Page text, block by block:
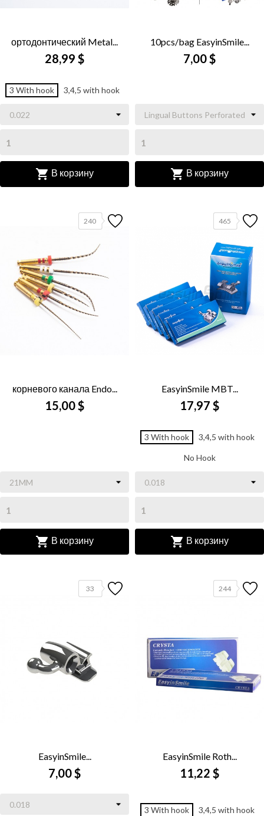
ортодонтический Metal...
28,99 $
3 With hook 3,4,5 with hook
 В корзину
10pcs/bag EasyinSmile...
7,00 $
 В корзину
240
корневого канала Endo...
15,00 $
 В корзину
465
EasyinSmile MBT...
17,97 $
3 With hook 3,4,5 with hook
No Hook
 В корзину
33
EasyinSmile...
7,00 $
244
EasyinSmile Roth...
11,22 $
3 With hook 3,4,5 with hook